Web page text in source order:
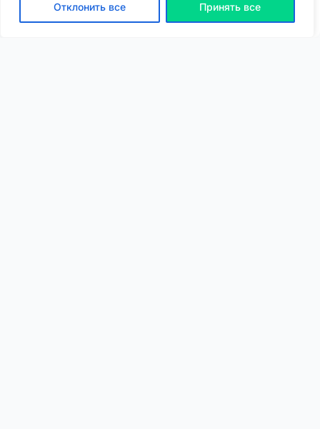
Отклонить все Принять все
ВХОД | РЕГИСТРАЦИЯ